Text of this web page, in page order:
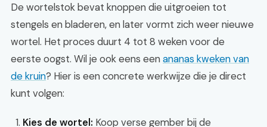
De wortelstok bevat knoppen die uitgroeien tot
stengels en bladeren, en later vormt zich weer nieuwe
wortel. Het proces duurt 4 tot 8 weken voor de
eerste oogst. Wil je ook eens eenananas kweken van
de kruin? Hier is een concrete werkwijze die je direct
kunt volgen:
Kies de wortel: Koop verse gember bij de